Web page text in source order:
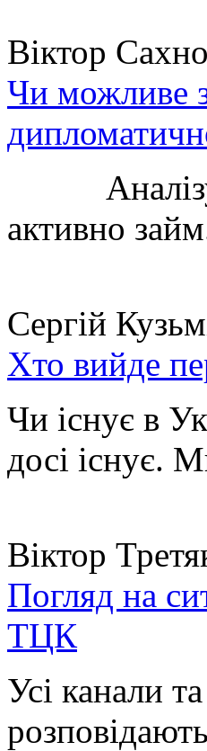
Віктор Сахно
Чи можливе
активно
Сергій
Хто вийде
Чи існує в
досі існує.
Віктор
Погляд на
ТЦК
Усі канали